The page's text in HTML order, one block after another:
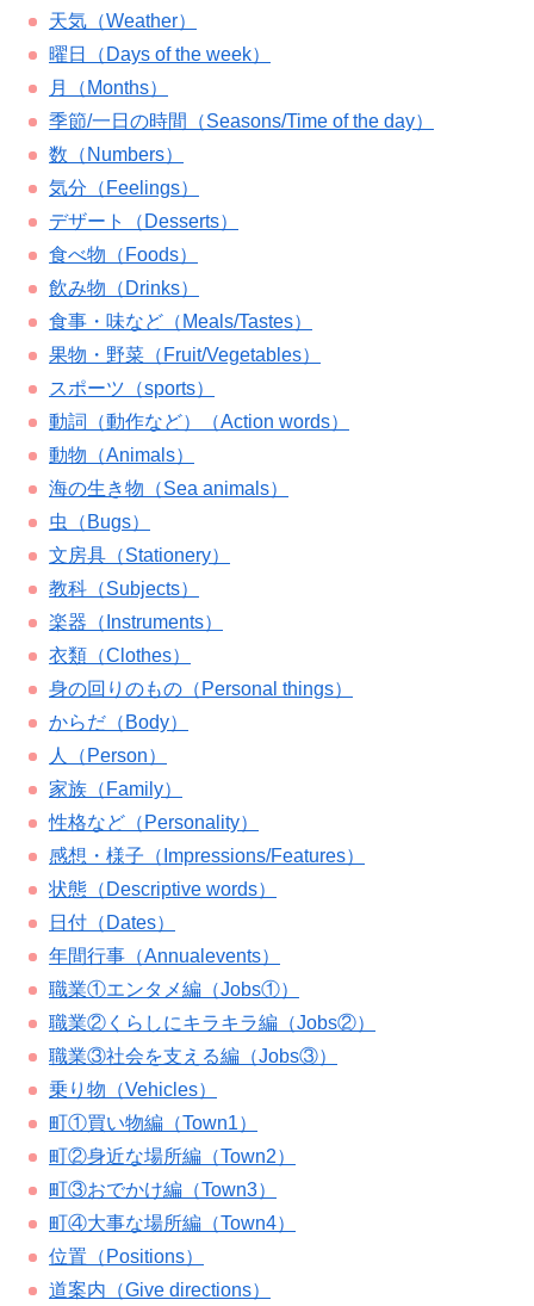
天気（Weather）
曜日（Days of the week）
月（Months）
季節/一日の時間（Seasons/Time of the day）
数（Numbers）
気分（Feelings）
デザート（Desserts）
食べ物（Foods）
飲み物（Drinks）
食事・味など（Meals/Tastes）
果物・野菜（Fruit/Vegetables）
スポーツ（sports）
動詞（動作など）（Action words）
動物（Animals）
海の生き物（Sea animals）
虫（Bugs）
文房具（Stationery）
教科（Subjects）
楽器（Instruments）
衣類（Clothes）
身の回りのもの（Personal things）
からだ（Body）
人（Person）
家族（Family）
性格など（Personality）
感想・様子（Impressions/Features）
状態（Descriptive words）
日付（Dates）
年間行事（Annualevents）
職業①エンタメ編（Jobs①）
職業②くらしにキラキラ編（Jobs②）
職業③社会を支える編（Jobs③）
乗り物（Vehicles）
町①買い物編（Town1）
町②身近な場所編（Town2）
町③おでかけ編（Town3）
町④大事な場所編（Town4）
位置（Positions）
道案内（Give directions）